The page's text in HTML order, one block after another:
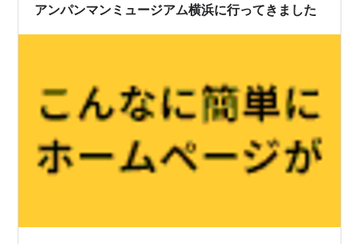
アンパンマンミュージアム横浜に行ってきました